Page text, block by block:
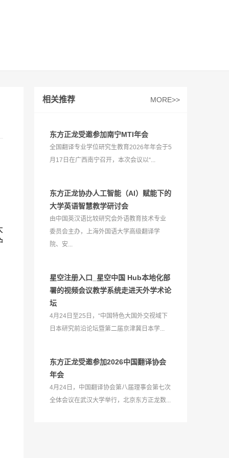
相关推荐 MORE>>
东方正龙受邀参加南宁MTI年会
全国翻译专业学位研究生教育2026年年会于5
月17日在广西南宁召开，本次会议以“...
东方正龙协办人工智能（AI）赋能下的
大学英语智慧教学研讨会
由中国英汉语比较研究会外语教育技术专业
委员会主办，上海外国语大学高级翻译学
院、安...
星空注册入口_星空中国 Hub本地化部
署的视频会议教学系统走进天外学术论
坛
4月24日至25日，“中国特色大国外交视域下
日本研究前沿论坛暨第二届京津冀日本学...
东方正龙受邀参加2026中国翻译协会
年会
4月24日，中国翻译协会第八届理事会第七次
全体会议在武汉大学举行，北京东方正龙数...